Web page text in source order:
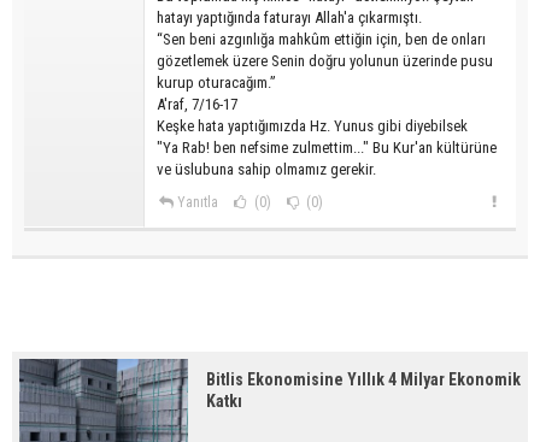
hatayı yaptığında faturayı Allah'a çıkarmıştı.
“Sen beni azgınlığa mahkûm ettiğin için, ben de onları
gözetlemek üzere Senin doğru yolunun üzerinde pusu
kurup oturacağım.”
A'raf, 7/16-17
Keşke hata yaptığımızda Hz. Yunus gibi diyebilsek
"Ya Rab! ben nefsime zulmettim..." Bu Kur'an kültürüne
ve üslubuna sahip olmamız gerekir.
Yanıtla (0) (0)
Bitlis Ekonomisine Yıllık 4 Milyar Ekonomik
Katkı